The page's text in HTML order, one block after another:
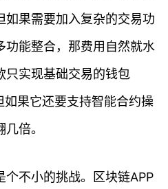
如果需要加入复杂的交易功
功能整合，那费用自然就水
只实现基础交易的钱包
果它还要支持智能合约操
倍。
个不小的挑战。区块链APP